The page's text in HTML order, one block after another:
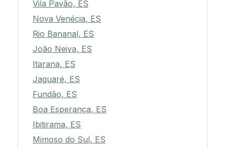
Vila Pavão, ES
Nova Venécia, ES
Rio Bananal, ES
João Neiva, ES
Itarana, ES
Jaguaré, ES
Fundão, ES
Boa Esperança, ES
Ibitirama, ES
Mimoso do Sul, ES